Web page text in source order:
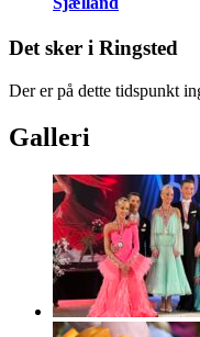
Det sker i Ringsted
Der er på dette tidspunkt
Galleri